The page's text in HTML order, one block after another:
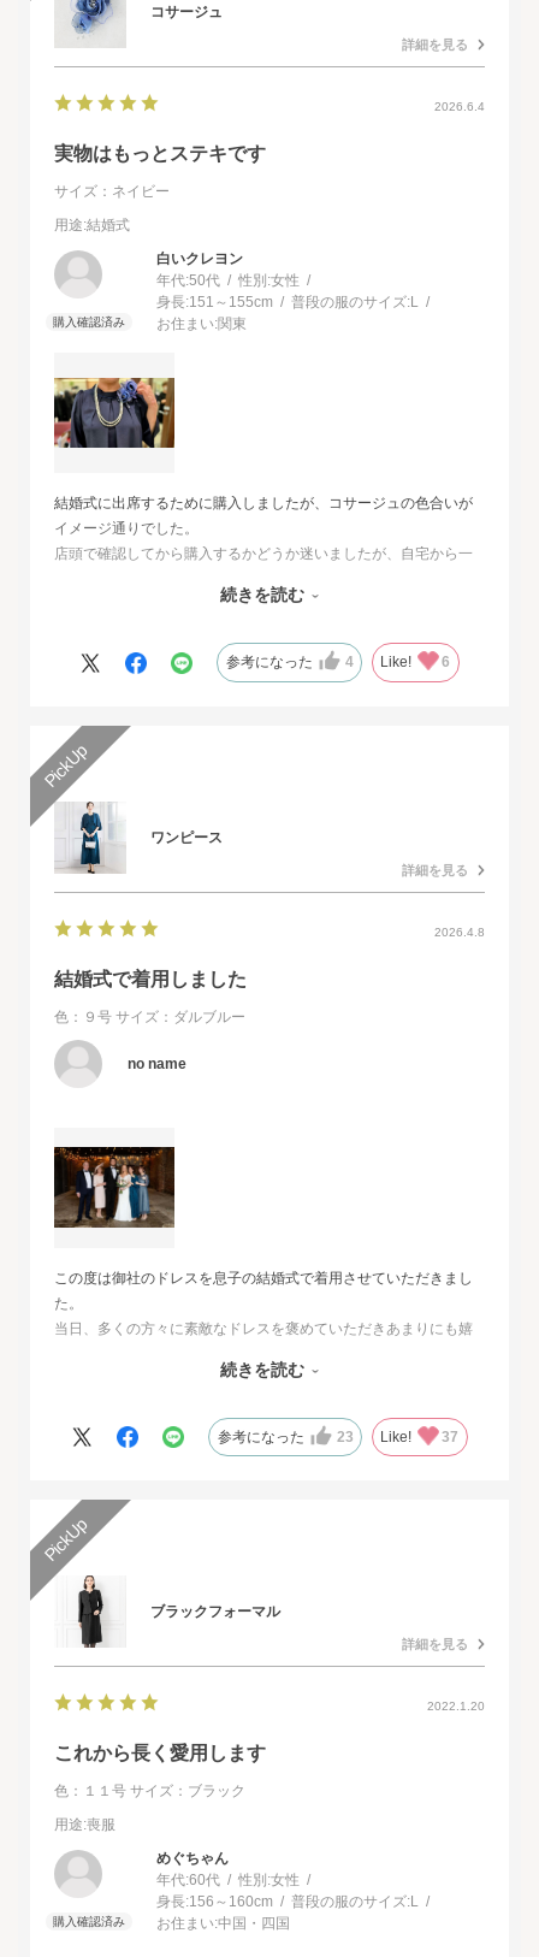
コサージュ
詳細を見る
2026.6.4
実物はもっとステキです
サイズ：ネイビー
用途:結婚式
白いクレヨン
年代:50代 性別:女性
身長:151～155cm 普段の服のサイズ:L
お住まい:関東
結婚式に出席するために購入しましたが、コサージュの色合いが
イメージ通りでした。
店頭で確認してから購入するかどうか迷いましたが、自宅から一
オンラインショップは写真数が多くじっくりと検討することがで
また、購入するとすぐに届くのでとても便利だと思いました。
続きを読む
参考になった 4 Like! 6
ワンピース
詳細を見る
2026.4.8
結婚式で着用しました
色：９号 サイズ：ダルブルー
no name
この度は御社のドレスを息子の結婚式で着用させていただきまし
た。
当日、多くの方々に素敵なドレスを褒めていただきあまりにも嬉
その旨をお伝えさせていただきたいと思いました。とても素敵な
人生最高の幸せな日に華を添えていただき、心より感謝申し上げ
続きを読む
参考になった 23 Like! 37
ブラックフォーマル
詳細を見る
2022.1.20
これから長く愛用します
色：１１号 サイズ：ブラック
用途:喪服
めぐちゃん
年代:60代 性別:女性
身長:156～160cm 普段の服のサイズ:L
お住まい:中国・四国